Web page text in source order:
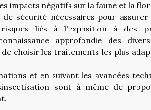
impacts négatifs sur la faune et la
sécurité nécessaires pour
liés à l'exposition à des
approfondie des
choisir les traitements les plus
et en suivant les avancées
sont à même de